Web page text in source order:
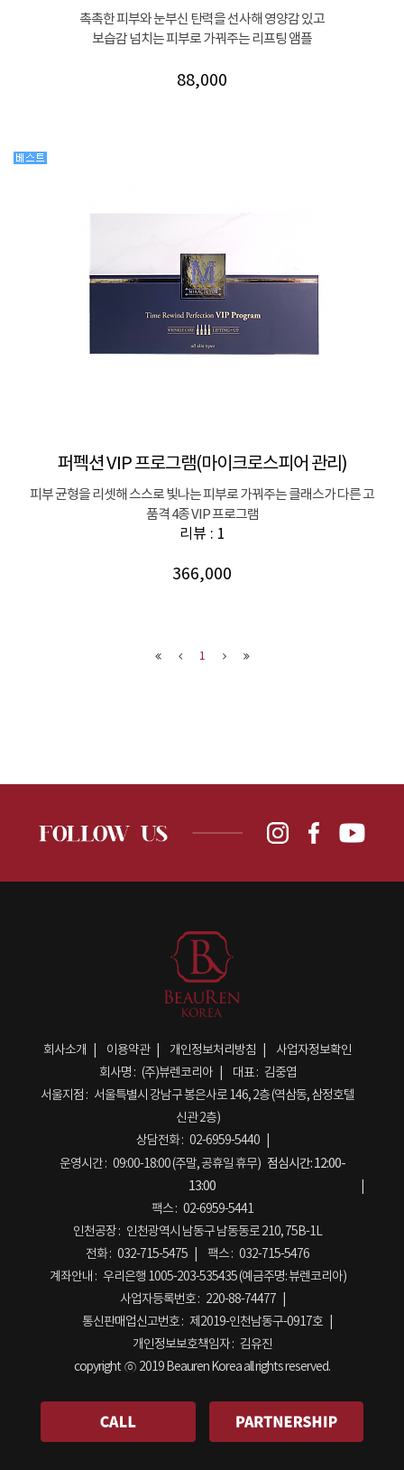
촉촉한 피부와 눈부신 탄력을 선사해 영양감 있고
보습감 넘치는 피부로 가꿔주는 리프팅 앰플
88,000
퍼펙션 VIP 프로그램(마이크로스피어 관리)
피부 균형을 리셋해 스스로 빛나는 피부로 가꿔주는 클래스가 다른 고
품격 4종 VIP 프로그램
리뷰 : 1
366,000
1
회사소개 이용약관 개인정보처리방침
사업자정보확인
회사명 : (주)뷰렌코리아 대표 : 김중엽
서울지점 : 서울특별시 강남구 봉은사로 146, 2층 (역삼동, 삼정호텔
신관 2층)
상담전화 : 02-6959-5440
운영시간 : 09:00-18:00 (주말, 공휴일 휴무) 점심시간:12:00-
13:00
팩스 : 02-6959-5441
인천공장 : 인천광역시 남동구 남동동로 210, 75B-1L
전화 : 032-715-5475 팩스 : 032-715-5476
계좌안내 : 우리은행 1005-203-535435 (예금주명: 뷰렌코리아)
사업자등록번호 : 220-88-74477
통신판매업신고번호 : 제2019-인천남동구-0917호
개인정보보호책임자 : 김유진
copyright ⓒ 2019 Beauren Korea all rights reserved.